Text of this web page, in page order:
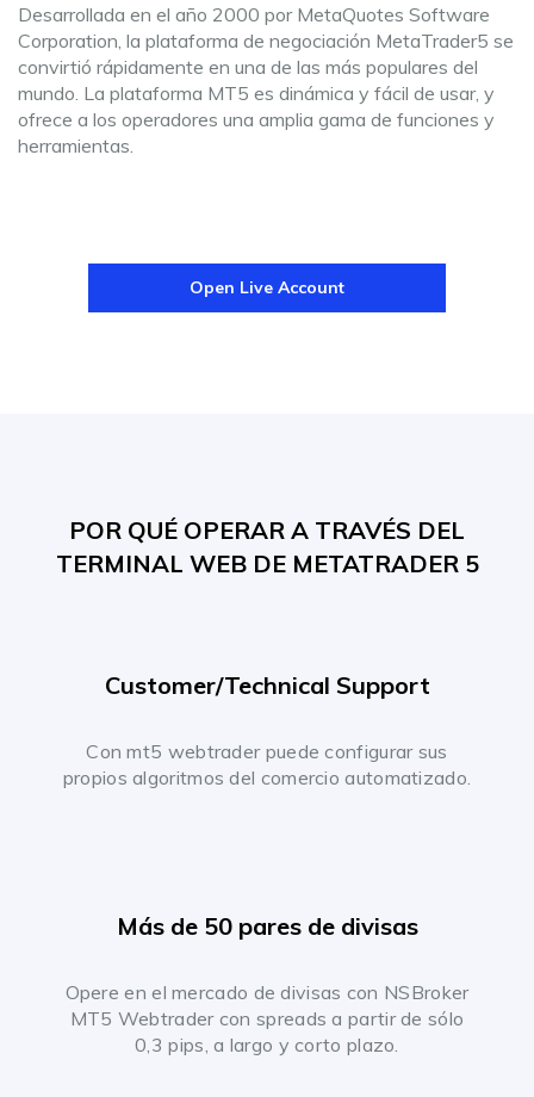
Desarrollada en el año 2000 por MetaQuotes Software
Corporation, la plataforma de negociación MetaTrader5 se
convirtió rápidamente en una de las más populares del
mundo. La plataforma MT5 es dinámica y fácil de usar, y
ofrece a los operadores una amplia gama de funciones y
herramientas.
Open Live Account
POR QUÉ OPERAR A TRAVÉS DEL
TERMINAL WEB DE METATRADER 5
Customer/Technical Support
Con mt5 webtrader puede configurar sus
propios algoritmos del comercio automatizado.
Más de 50 pares de divisas
Opere en el mercado de divisas con NSBroker
MT5 Webtrader con spreads a partir de sólo
0,3 pips, a largo y corto plazo.